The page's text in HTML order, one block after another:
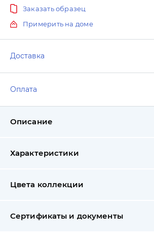
Заказать образец
Примерить на доме
Доставка
Оплата
Описание
Характеристики
Цвета коллекции
Сертификаты и документы